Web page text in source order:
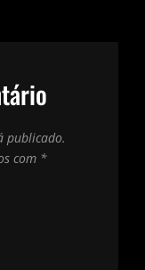
publicado.
com *